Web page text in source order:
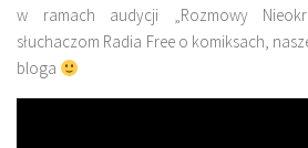
w ramach audycji „Rozmowy
słuchaczom Radia Free o komiksach,
bloga